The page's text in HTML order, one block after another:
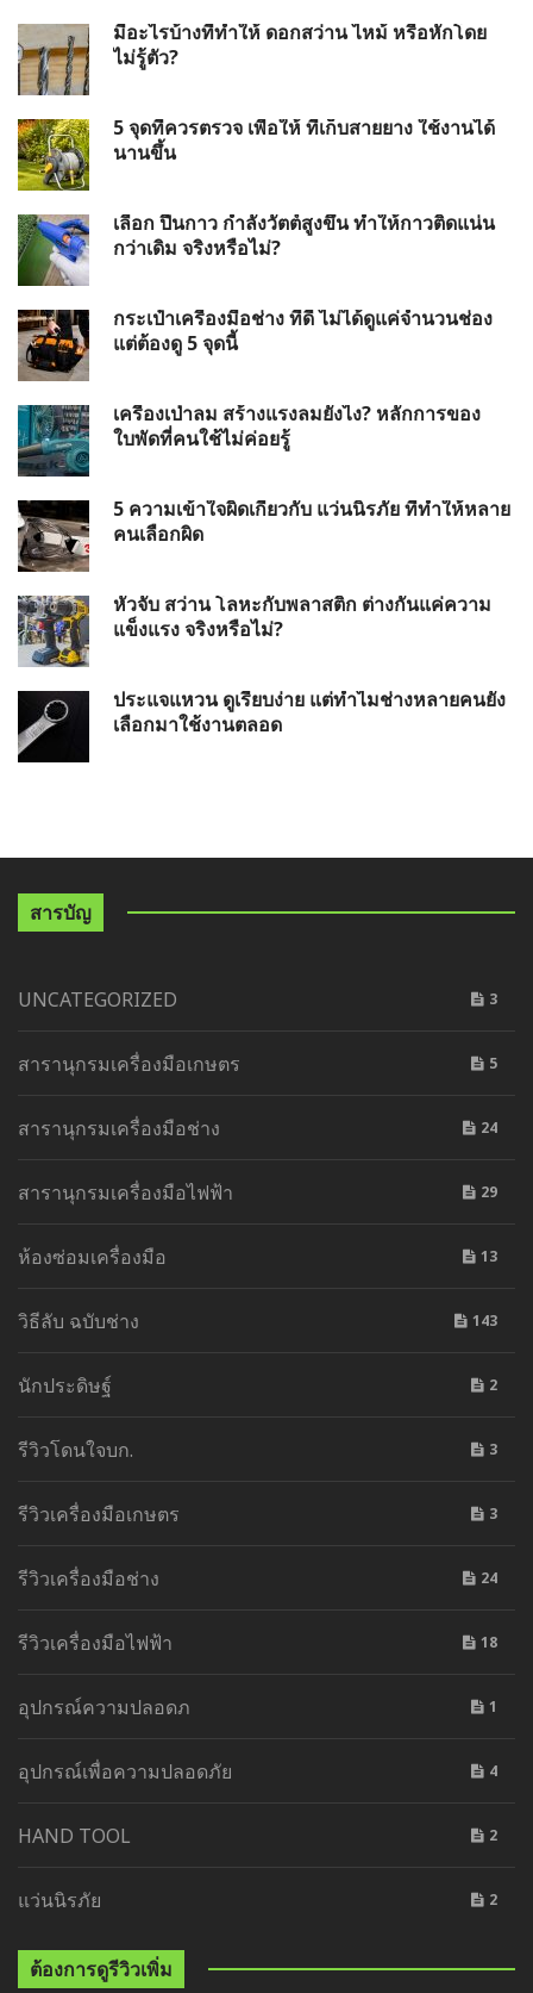
มีอะไรบ้างที่ทำให้ ดอกสว่าน ไหม้ หรือหักโดย
ไม่รู้ตัว?
5 จุดที่ควรตรวจ เพื่อให้ ที่เก็บสายยาง ใช้งานได้
นานขึ้น
เลือก ปืนกาว กำลังวัตต์สูงขึ้น ทำให้กาวติดแน่น
กว่าเดิม จริงหรือไม่?
กระเป๋าเครื่องมือช่าง ที่ดี ไม่ได้ดูแค่จำนวนช่อง
แต่ต้องดู 5 จุดนี้
เครื่องเป่าลม สร้างแรงลมยังไง? หลักการของ
ใบพัดที่คนใช้ไม่ค่อยรู้
5 ความเข้าใจผิดเกี่ยวกับ แว่นนิรภัย ที่ทำให้หลาย
คนเลือกผิด
หัวจับ สว่าน โลหะกับพลาสติก ต่างกันแค่ความ
แข็งแรง จริงหรือไม่?
ประแจแหวน ดูเรียบง่าย แต่ทำไมช่างหลายคนยัง
เลือกมาใช้งานตลอด
สารบัญ
UNCATEGORIZED 3
สารานุกรมเครื่องมือเกษตร 5
สารานุกรมเครื่องมือช่าง 24
สารานุกรมเครื่องมือไฟฟ้า 29
ห้องซ่อมเครื่องมือ 13
วิธีลับ ฉบับช่าง 143
นักประดิษฐ์ 2
รีวิวโดนใจบก. 3
รีวิวเครื่องมือเกษตร 3
รีวิวเครื่องมือช่าง 24
รีวิวเครื่องมือไฟฟ้า 18
อุปกรณ์ความปลอดภ 1
อุปกรณ์เพื่อความปลอดภัย 4
HAND TOOL 2
แว่นนิรภัย 2
ต้องการดูรีวิวเพิ่ม